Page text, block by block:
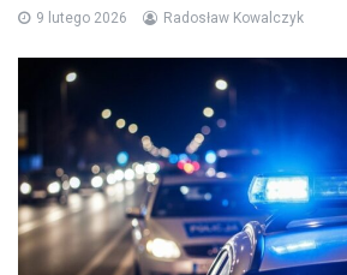
9 lutego 2026 Radosław Kowalczyk